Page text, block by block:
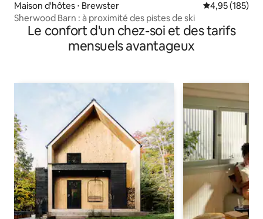
Maison d'hôtes ⋅ Brewster Évaluation
4,95 (185)
Sherwood Barn : à proximité des pistes de ski
Le confort d'un chez-soi et des tarifs
mensuels avantageux